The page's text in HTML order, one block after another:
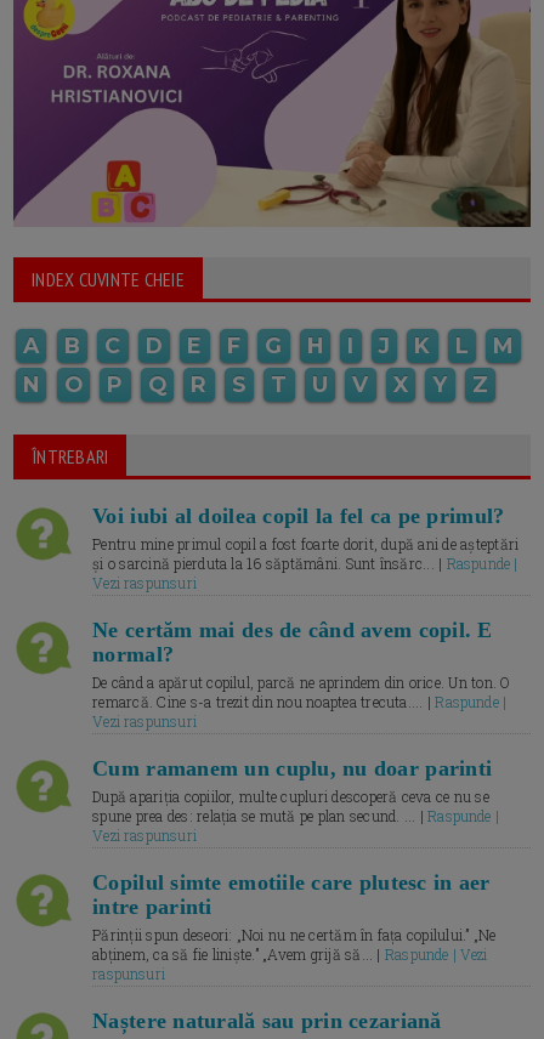
INDEX CUVINTE CHEIE
A B C D E F G H I J K L
M
N
O P Q R S T U V X Y Z
ÎNTREBARI
Voi iubi al doilea copil la fel ca pe primul?
Pentru mine primul copil a fost foarte dorit, după ani de așteptări
și o sarcină pierduta la 16 săptămâni. Sunt însărc... | Raspunde |
Vezi raspunsuri
Ne certăm mai des de când avem copil. E
normal?
De când a apărut copilul, parcă ne aprindem din orice. Un ton. O
remarcă. Cine s-a trezit din nou noaptea trecuta.... |Raspunde |
Vezi raspunsuri
Cum ramanem un cuplu, nu doar parinti
După apariția copiilor, multe cupluri descoperă ceva ce nu se
spune prea des: relația se mută pe plan secund. ... |Raspunde |
Vezi raspunsuri
Copilul simte emotiile care plutesc in aer
intre parinti
Părinții spun deseori: „Noi nu ne certăm în fața copilului.” „Ne
abținem, ca să fie liniște.” „Avem grijă să... | Raspunde | Vezi
raspunsuri
Naștere naturală sau prin cezariană